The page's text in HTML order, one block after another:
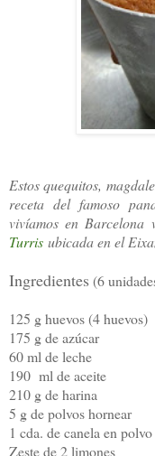
Estos quequitos,
receta del famoso
vivíamos en Barcelona
Turris ubicada en el
Ingredientes(6
125 g huevos (4 huevos)
175 g de azúcar
60 ml de leche
190 ml de aceite
210 g de harina
5 g de polvos hornear
1 cda. de canela en polvo
Zeste de 2 limones